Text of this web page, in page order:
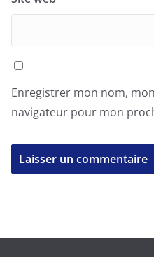
Enregistrer mon nom,
navigateur pour mon